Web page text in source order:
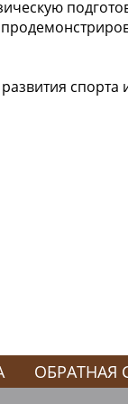
ОБРАТНАЯ